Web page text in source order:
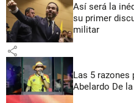
Así será la
su primer
militar
share
Las 5 razones
Abelardo De